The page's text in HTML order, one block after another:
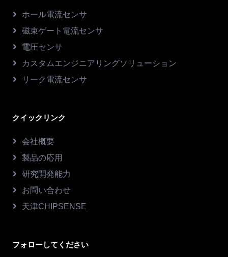
ホール電流センサ
磁束ゲート電流センサ
電圧センサ
カスタムエンジニアリングソリューション
リーク電流センサ
クイックリンク
会社概要
製品の応用
研究開発能力
お問い合わせ
天津CHIPSENSE
フォローしてください